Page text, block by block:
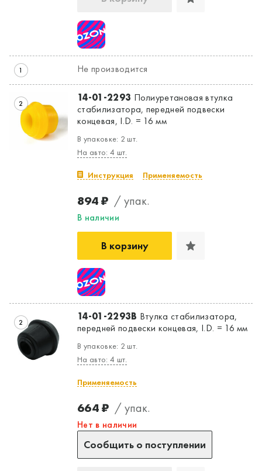
Да, верно Нет, выбрать другой
1 Не производится
2 14-01-2293 Полиуретановая втулка
стабилизатора, передней подвески
концевая, I.D. = 16 мм
В упаковке: 2 шт.
На авто: 4 шт.
Инструкция Применяемость
894 ₽ / упак.
В наличии
В корзину
2 14-01-2293B Втулка стабилизатора,
передней подвески концевая, I.D. = 16 мм
В упаковке: 2 шт.
На авто: 4 шт.
Применяемость
664 ₽ / упак.
Нет в наличии
Сообщить о поступлении